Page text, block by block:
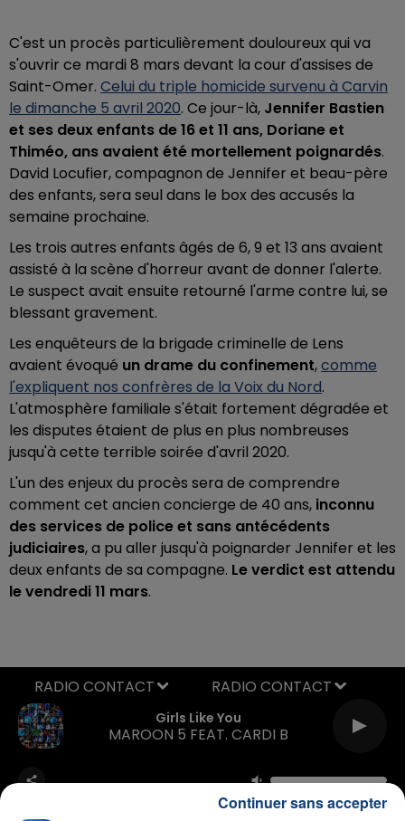
C'est un procès particulièrement douloureux qui va
s'ouvrir ce mardi 8 mars devant la cour d'assises de
Saint-Omer. Celui du triple homicide survenu à Carvin
le dimanche 5 avril 2020. Ce jour-là, Jennifer Bastien
et ses deux enfants de 16 et 11 ans, Doriane et
Thiméo, ans avaient été mortellement poignardés.
David Locufier, compagnon de Jennifer et beau-père
des enfants, sera seul dans le box des accusés la
semaine prochaine.
Les trois autres enfants âgés de 6, 9 et 13 ans avaient
assisté à la scène d'horreur avant de donner l'alerte.
Le suspect avait ensuite retourné l'arme contre lui, se
blessant gravement.
Les enquêteurs de la brigade criminelle de Lens
avaient évoqué un drame du confinement,comme
l'expliquent nos confrères de la Voix du Nord.
L'atmosphère familiale s'était fortement dégradée et
les disputes étaient de plus en plus nombreuses
jusqu'à cette terrible soirée d'avril 2020.
L'un des enjeux du procès sera de comprendre
comment cet ancien concierge de 40 ans, inconnu
des services de police et sans antécédents
judiciaires, a pu aller jusqu'à poignarder Jennifer et les
deux enfants de sa compagne. Le verdict est attendu
le vendredi 11 mars.
Girls Like You
MAROON 5 FEAT. CARDI B
RADIO CONTACT
Continuer sans accepter